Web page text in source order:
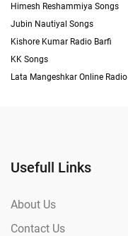
Himesh Reshammiya Songs
Jubin Nautiyal Songs
Kishore Kumar Radio Barfi
KK Songs
Lata Mangeshkar Online Radio
Usefull Links
About Us
Contact Us